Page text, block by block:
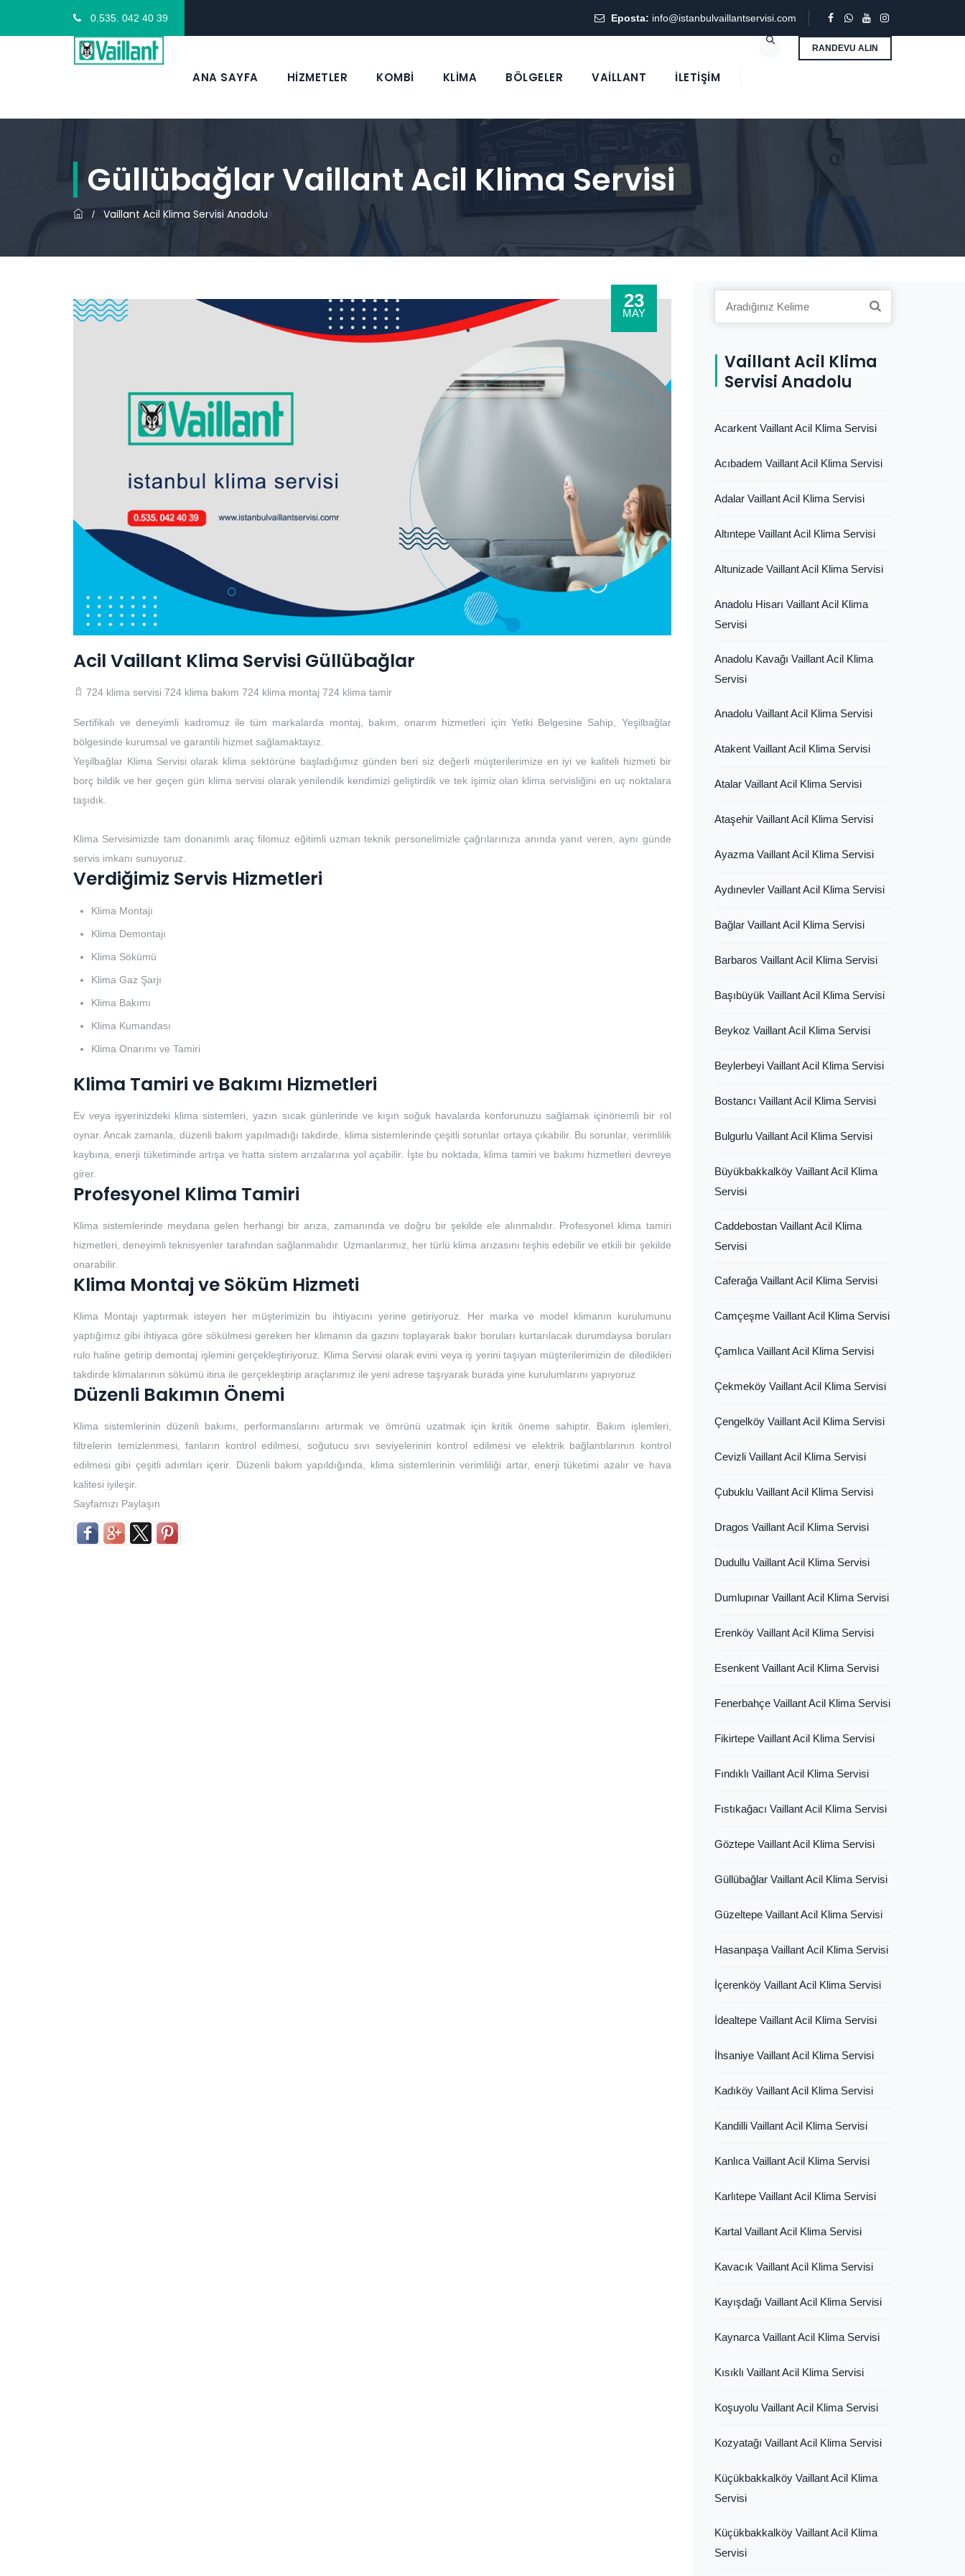
0.535. 042 40 39 Eposta: info@istanbulvaillantservisi.com
RANDEVU ALIN
ANA SAYFA HİZMETLER KOMBİ KLİMA BÖLGELER VAİLLANT İLETIŞIM
Güllübağlar Vaillant Acil Klima Servisi
/ Vaillant Acil Klima Servisi Anadolu
23
MAY
Acil Vaillant Klima Servisi Güllübağlar
724 klima servisi 724 klima bakım 724 klima montaj 724 klima tamir
Sertifikalı ve deneyimli kadromuz ile tüm markalarda montaj, bakım, onarım hizmetleri için Yetki Belgesine Sahip, Yeşilbağlar
bölgesinde kurumsal ve garantili hizmet sağlamaktayız.
Yeşilbağlar Klima Servisi olarak klima sektörüne başladığımız günden beri siz değerli müşterilerimize en iyi ve kaliteli hizmeti bir
borç bildik ve her geçen gün klima servisi olarak yenilendik kendimizi geliştirdik ve tek işimiz olan klima servisliğini en uç noktalara
taşıdık.
Klima Servisimizde tam donanımlı araç filomuz eğitimli uzman teknik personelimizle çağrılarınıza anında yanıt veren, aynı günde
servis imkanı sunuyoruz.
Verdiğimiz Servis Hizmetleri
Klima Montajı
Klima Demontajı
Klima Sökümü
Klima Gaz Şarjı
Klima Bakımı
Klima Kumandası
Klima Onarımı ve Tamiri
Klima Tamiri ve Bakımı Hizmetleri
Ev veya işyerinizdeki klima sistemleri, yazın sıcak günlerinde ve kışın soğuk havalarda konforunuzu sağlamak içinönemli bir rol
oynar. Ancak zamanla, düzenli bakım yapılmadığı takdirde, klima sistemlerinde çeşitli sorunlar ortaya çıkabilir. Bu sorunlar, verimlilik
kaybına, enerji tüketiminde artışa ve hatta sistem arızalarına yol açabilir. İşte bu noktada, klima tamiri ve bakımı hizmetleri devreye
girer.
Profesyonel Klima Tamiri
Klima sistemlerinde meydana gelen herhangi bir arıza, zamanında ve doğru bir şekilde ele alınmalıdır. Profesyonel klima tamiri
hizmetleri, deneyimli teknisyenler tarafından sağlanmalıdır. Uzmanlarımız, her türlü klima arızasını teşhis edebilir ve etkili bir şekilde
onarabilir.
Klima Montaj ve Söküm Hizmeti
Klima Montajı yaptırmak isteyen her müşterimizin bu ihtiyacını yerine getiriyoruz. Her marka ve model klimanın kurulumunu
yaptığımız gibi ihtiyaca göre sökülmesi gereken her klimanın da gazını toplayarak bakır boruları kurtarılacak durumdaysa boruları
rulo haline getirip demontaj işlemini gerçekleştiriyoruz. Klima Servisi olarak evini veya iş yerini taşıyan müşterilerimizin de diledikleri
takdirde klimalarının sökümü itina ile gerçekleştirip araçlarımız ile yeni adrese taşıyarak burada yine kurulumlarını yapıyoruz
Düzenli Bakımın Önemi
Klima sistemlerinin düzenli bakımı, performanslarını artırmak ve ömrünü uzatmak için kritik öneme sahiptir. Bakım işlemleri,
filtrelerin temizlenmesi, fanların kontrol edilmesi, soğutucu sıvı seviyelerinin kontrol edilmesi ve elektrik bağlantılarının kontrol
edilmesi gibi çeşitli adımları içerir. Düzenli bakım yapıldığında, klima sistemlerinin verimliliği artar, enerji tüketimi azalır ve hava
kalitesi iyileşir.
Sayfamızı Paylaşın
Vaillant Acil Klima
Servisi Anadolu
Acarkent Vaillant Acil Klima Servisi
Acıbadem Vaillant Acil Klima Servisi
Adalar Vaillant Acil Klima Servisi
Altıntepe Vaillant Acil Klima Servisi
Altunizade Vaillant Acil Klima Servisi
Anadolu Hisarı Vaillant Acil Klima
Servisi
Anadolu Kavağı Vaillant Acil Klima
Servisi
Anadolu Vaillant Acil Klima Servisi
Atakent Vaillant Acil Klima Servisi
Atalar Vaillant Acil Klima Servisi
Ataşehir Vaillant Acil Klima Servisi
Ayazma Vaillant Acil Klima Servisi
Aydınevler Vaillant Acil Klima Servisi
Bağlar Vaillant Acil Klima Servisi
Barbaros Vaillant Acil Klima Servisi
Başıbüyük Vaillant Acil Klima Servisi
Beykoz Vaillant Acil Klima Servisi
Beylerbeyi Vaillant Acil Klima Servisi
Bostancı Vaillant Acil Klima Servisi
Bulgurlu Vaillant Acil Klima Servisi
Büyükbakkalköy Vaillant Acil Klima
Servisi
Caddebostan Vaillant Acil Klima
Servisi
Caferağa Vaillant Acil Klima Servisi
Camçeşme Vaillant Acil Klima Servisi
Çamlıca Vaillant Acil Klima Servisi
Çekmeköy Vaillant Acil Klima Servisi
Çengelköy Vaillant Acil Klima Servisi
Cevizli Vaillant Acil Klima Servisi
Çubuklu Vaillant Acil Klima Servisi
Dragos Vaillant Acil Klima Servisi
Dudullu Vaillant Acil Klima Servisi
Dumlupınar Vaillant Acil Klima Servisi
Erenköy Vaillant Acil Klima Servisi
Esenkent Vaillant Acil Klima Servisi
Fenerbahçe Vaillant Acil Klima Servisi
Fikirtepe Vaillant Acil Klima Servisi
Fındıklı Vaillant Acil Klima Servisi
Fıstıkağacı Vaillant Acil Klima Servisi
Göztepe Vaillant Acil Klima Servisi
Güllübağlar Vaillant Acil Klima Servisi
Güzeltepe Vaillant Acil Klima Servisi
Hasanpaşa Vaillant Acil Klima Servisi
İçerenköy Vaillant Acil Klima Servisi
İdealtepe Vaillant Acil Klima Servisi
İhsaniye Vaillant Acil Klima Servisi
Kadıköy Vaillant Acil Klima Servisi
Kandilli Vaillant Acil Klima Servisi
Kanlıca Vaillant Acil Klima Servisi
Karlıtepe Vaillant Acil Klima Servisi
Kartal Vaillant Acil Klima Servisi
Kavacık Vaillant Acil Klima Servisi
Kayışdağı Vaillant Acil Klima Servisi
Kaynarca Vaillant Acil Klima Servisi
Kısıklı Vaillant Acil Klima Servisi
Koşuyolu Vaillant Acil Klima Servisi
Kozyatağı Vaillant Acil Klima Servisi
Küçükbakkalköy Vaillant Acil Klima
Servisi
Küçükbakkalköy Vaillant Acil Klima
Servisi